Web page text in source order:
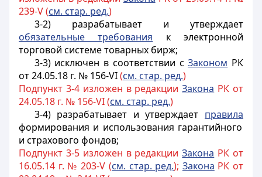
239-V (см. стар. ред.)
3-2) разрабатывает и утверждает
обязательные требования к электронной
торговой системе товарных бирж;
3-3) исключен в соответствии сЗаконом РК
от 24.05.18 г. № 156-VI(см. стар. ред.)
Подпункт 3-4 изложен в редакцииЗакона РК от
24.05.18 г. № 156-VI (см. стар. ред.)
3-4) разрабатывает и утверждает правила
формирования и использования гарантийного
и страхового фондов;
Подпункт 3-5 изложен в редакцииЗакона РК от
16.05.14 г. № 203-V (см. стар. ред.); Закона РК от